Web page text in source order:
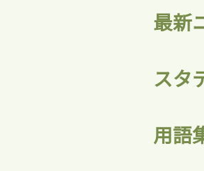
最新
スタ
用語